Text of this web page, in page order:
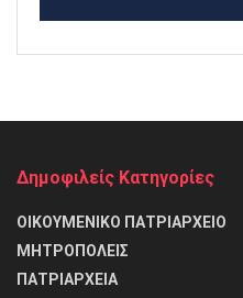
Δημοφιλείς Κατηγορίες
ΟΙΚΟΥΜΕΝΙΚΟ ΠΑΤΡΙΑΡΧΕΙΟ
ΜΗΤΡΟΠΟΛΕΙΣ
ΠΑΤΡΙΑΡΧΕΙΑ